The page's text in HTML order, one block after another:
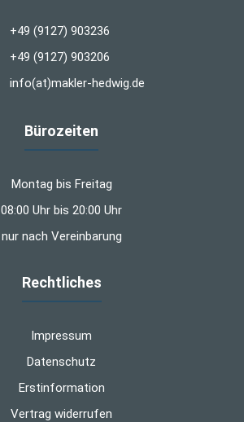
+49 (9127) 903236
+49 (9127) 903206
info(at)makler-hedwig.de
Bürozeiten
Montag bis Freitag
08:00 Uhr bis 20:00 Uhr
nur nach Vereinbarung
Rechtliches
Impressum
Datenschutz
Erstinformation
Vertrag widerrufen